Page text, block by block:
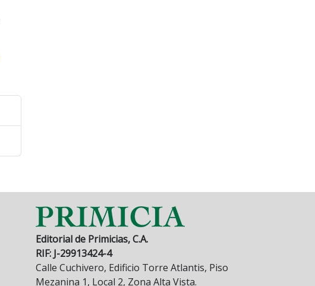
Editorial de Primicias, C.A.
RIF: J-29913424-4
Calle Cuchivero, Edificio Torre Atlantis, Piso
Mezanina 1, Local 2, Zona Alta Vista.